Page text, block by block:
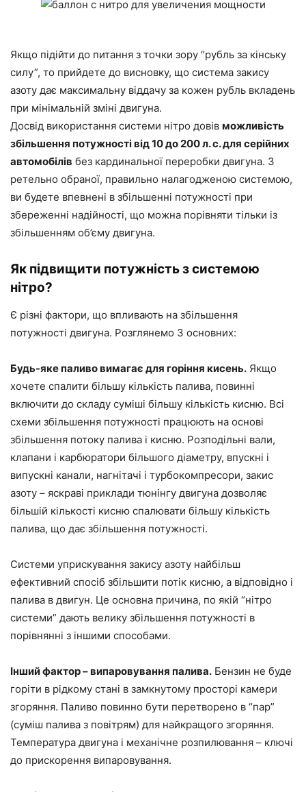
Якщо підійти до питання з точки зору “рубль за кінську
силу”, то прийдете до висновку, що система закису
азоту дає максимальну віддачу за кожен рубль вкладень
при мінімальній зміні двигуна.
Досвід використання системи нітро довів можливість
збільшення потужності від 10 до 200 л. с. для серійних
автомобілів без кардинальної переробки двигуна. З
ретельно обраної, правильно налагодженою системою,
ви будете впевнені в збільшенні потужності при
збереженні надійності, що можна порівняти тільки із
збільшенням об’єму двигуна.
Як підвищити потужність з системою
нітро?
Є різні фактори, що впливають на збільшення
потужності двигуна. Розглянемо 3 основних:
Будь-яке паливо вимагає для горіння кисень. Якщо
хочете спалити більшу кількість палива, повинні
включити до складу суміші більшу кількість кисню. Всі
схеми збільшення потужності працюють на основі
збільшення потоку палива і кисню. Розподільні вали,
клапани і карбюратори більшого діаметру, впускні і
випускні канали, нагнітачі і турбокомпресори, закис
азоту – яскраві приклади тюнінгу двигуна дозволяє
більшій кількості кисню спалювати більшу кількість
палива, що дає збільшення потужності.
Системи уприскування закису азоту найбільш
ефективний спосіб збільшити потік кисню, а відповідно і
палива в двигун. Це основна причина, по якій “нітро
системи” дають велику збільшення потужності в
порівнянні з іншими способами.
Інший фактор – випаровування палива. Бензин не буде
горіти в рідкому стані в замкнутому просторі камери
згоряння. Паливо повинно бути перетворено в “пар”
(суміш палива з повітрям) для найкращого згоряння.
Температура двигуна і механічне розпилювання – ключі
до прискорення випаровування.